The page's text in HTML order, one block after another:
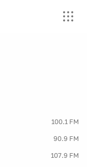
100.1 FM
90.9 FM
107.9 FM